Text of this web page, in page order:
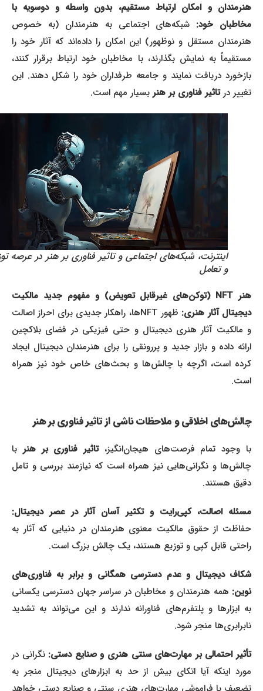
هنرمندان و امکان ارتباط مستقیم، بدون واسطه و دوسویه با
مخاطبان خود:شبکه‌های اجتماعی به هنرمندان (به خصوص
هنرمندان مستقل و نوظهور) این امکان را داده‌اند که آثار خود را
مستقیماً به نمایش بگذارند، با مخاطبان خود ارتباط برقرار کنند،
بازخورد دریافت نمایند و جامعه طرفداران خود را شکل دهند. این
تغییر در تاثیر فناوری بر هنربسیار مهم است.
اینترنت، شبکه‌های اجتماعی و تاثیر فناوری بر هنر در عرصه توزیع
و تعامل
هنر NFT (توکن‌های غیرقابل تعویض) و مفهوم جدید مالکیت
دیجیتال آثار هنری:
ظهور NFTها، راهکار جدیدی برای احراز اصالت
و مالکیت آثار هنری دیجیتال و حتی فیزیکی در فضای بلاکچین
ارائه داده و بازار جدید و پررونقی را برای هنرمندان دیجیتال ایجاد
کرده است، اگرچه با چالش‌ها و بحث‌های خاص خود نیز همراه
است.
چالش‌های اخلاقی و ملاحظات ناشی از تاثیر فناوری بر هنر
با وجود تمام فرصت‌های هیجان‌انگیز،تاثیر فناوری بر هنربا
چالش‌ها و نگرانی‌هایی نیز همراه است که نیازمند بررسی و تامل
دقیق هستند.
مسئله اصالت، کپی‌رایت و تکثیر آسان آثار در عصر دیجیتال:
حفاظت از حقوق مالکیت معنوی هنرمندان در دنیایی که آثار به
راحتی قابل کپی و توزیع هستند، یک چالش بزرگ است.
شکاف دیجیتال و عدم دسترسی همگانی و برابر به فناوری‌های
نوین:همه هنرمندان و مخاطبان در سراسر جهان دسترسی یکسانی
به ابزارها و پلتفرم‌های فناورانه ندارند و این می‌تواند به تشدید
نابرابری‌ها منجر شود.
تأثیر احتمالی بر مهارت‌های سنتی هنری و صنایع دستی:نگرانی در
مورد اینکه آیا اتکای بیش از حد به ابزارهای دیجیتال منجر به